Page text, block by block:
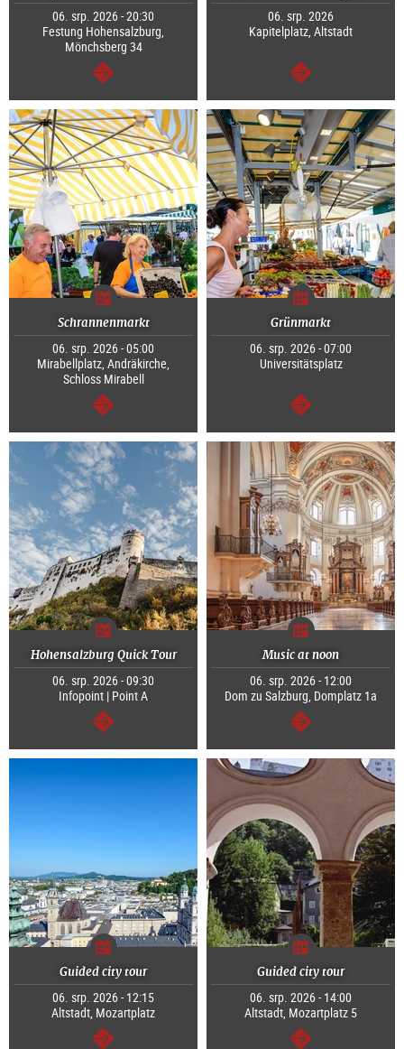
06. srp. 2026 - 20:30
Festung Hohensalzburg,
Mönchsberg 34
continue
06. srp. 2026
Kapitelplatz, Altstadt
continue
Schrannenmarkt
06. srp. 2026 - 05:00
Mirabellplatz, Andräkirche,
Schloss Mirabell
continue
Grünmarkt
06. srp. 2026 - 07:00
Universitätsplatz
continue
Hohensalzburg Quick Tour
06. srp. 2026 - 09:30
Infopoint | Point A
continue
Music at noon
06. srp. 2026 - 12:00
Dom zu Salzburg, Domplatz 1a
continue
Guided city tour
06. srp. 2026 - 12:15
Altstadt, Mozartplatz
Guided city tour
06. srp. 2026 - 14:00
Altstadt, Mozartplatz 5